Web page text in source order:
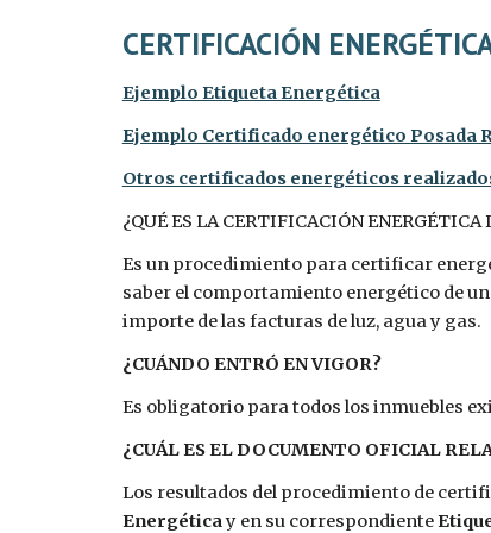
CERTIFICACIÓN
Ejemplo Etiqueta Energética
Ejemplo Certificado energético Posada
Otros certificados energéticos
¿QUÉ ES LA CERTIFICACIÓN ENERGÉTICA
Es un procedimiento para certificar
saber el comportamiento energético de
importe de las facturas de luz, agua y gas.
¿CUÁNDO ENTRÓ EN VIGOR?
Es obligatorio para todos los inmuebles
¿CUÁL ES EL DOCUMENTO OFICIAL
Los resultados del procedimiento de
Energéticay en su correspondiente